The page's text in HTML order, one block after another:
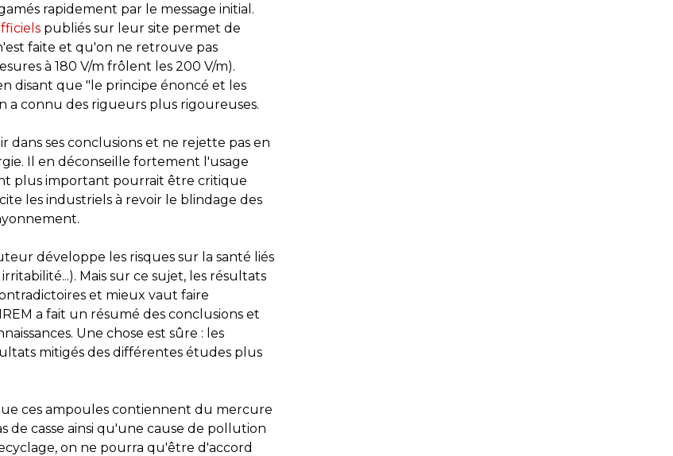
rapidement par le message initial.
publiés sur leur site permet de
faite et qu'on ne retrouve pas
à 180 V/m frôlent les 200 V/m).
disant que "le principe énoncé et les
a connu des rigueurs plus rigoureuses.
dans ses conclusions et ne rejette pas en
Il en déconseille fortement l'usage
plus important pourrait être critique
les industriels à revoir le blindage des
développe les risques sur la santé liés
Mais sur ce sujet, les résultats
et mieux vaut faire
a fait un résumé des conclusions et
Une chose est sûre : les
mitigés des différentes études plus
ces ampoules contiennent du mercure
de casse ainsi qu'une cause de pollution
on ne pourra qu'être d'accord